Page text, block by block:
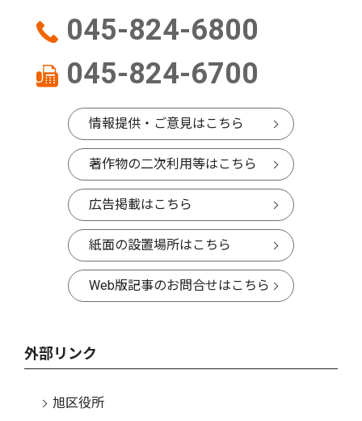
045-824-6800
045-824-6700
情報提供・ご意見はこちら
著作物の二次利用等はこちら
広告掲載はこちら
紙面の設置場所はこちら
Web版記事のお問合せはこちら
外部リンク
旭区役所